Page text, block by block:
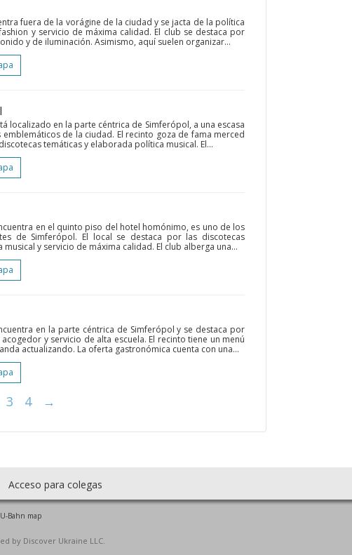
fuera de la vorágine de la ciudad y se jacta de la política
y servicio de máxima calidad. El club se destaca por
y de iluminación. Asimismo, aquí suelen organizar...
localizado en la parte céntrica de Simferópol, a una escasa
de la ciudad. El recinto goza de fama merced
temáticas y elaborada política musical. El...
en el quinto piso del hotel homónimo, es uno de los
de Simferópol. El local se destaca por las discotecas
y servicio de máxima calidad. El club alberga una...
en la parte céntrica de Simferópol y se destaca por
y servicio de alta escuela. El recinto tiene un menú
actualizando. La oferta gastronómica cuenta con una...
3 4 →
Acceso para colegas
Bahn map
by Discover Ukraine LLC.